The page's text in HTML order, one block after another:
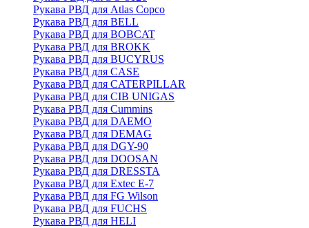
Рукава РВД для Atlas Copco
Рукава РВД для BELL
Рукава РВД для BOBCAT
Рукава РВД для BROKK
Рукава РВД для BUCYRUS
Рукава РВД для CASE
Рукава РВД для CATERPILLAR
Рукава РВД для CIB UNIGAS
Рукава РВД для Cummins
Рукава РВД для DAEMO
Рукава РВД для DEMAG
Рукава РВД для DGY-90
Рукава РВД для DOOSAN
Рукава РВД для DRESSTA
Рукава РВД для Extec E-7
Рукава РВД для FG Wilson
Рукава РВД для FUCHS
Рукава РВД для HELI